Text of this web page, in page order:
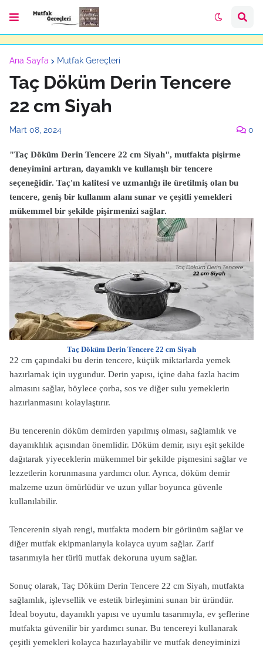
Ana Sayfa Mutfak Gereçleri
Taç Döküm Derin Tencere
22 cm Siyah
Mart 08, 2024 0
"Taç Döküm Derin Tencere 22 cm Siyah", mutfakta pişirme
deneyimini artıran, dayanıklı ve kullanışlı bir tencere
seçeneğidir. Taç'ın kalitesi ve uzmanlığı ile üretilmiş olan bu
tencere, geniş bir kullanım alanı sunar ve çeşitli yemekleri
mükemmel bir şekilde pişirmenizi sağlar.
Taç Döküm Derin Tencere 22 cm Siyah
22 cm çapındaki bu derin tencere, küçük miktarlarda yemek
hazırlamak için uygundur. Derin yapısı, içine daha fazla hacim
almasını sağlar, böylece çorba, sos ve diğer sulu yemeklerin
hazırlanmasını kolaylaştırır.
Bu tencerenin döküm demirden yapılmış olması, sağlamlık ve
dayanıklılık açısından önemlidir. Döküm demir, ısıyı eşit şekilde
dağıtarak yiyeceklerin mükemmel bir şekilde pişmesini sağlar ve
lezzetlerin korunmasına yardımcı olur. Ayrıca, döküm demir
malzeme uzun ömürlüdür ve uzun yıllar boyunca güvenle
kullanılabilir.
Tencerenin siyah rengi, mutfakta modern bir görünüm sağlar ve
diğer mutfak ekipmanlarıyla kolayca uyum sağlar. Zarif
tasarımıyla her türlü mutfak dekoruna uyum sağlar.
Sonuç olarak, Taç Döküm Derin Tencere 22 cm Siyah, mutfakta
sağlamlık, işlevsellik ve estetik birleşimini sunan bir üründür.
İdeal boyutu, dayanıklı yapısı ve uyumlu tasarımıyla, ev şeflerine
mutfakta güvenilir bir yardımcı sunar. Bu tencereyi kullanarak
çeşitli yemekleri kolayca hazırlayabilir ve mutfak deneyiminizi